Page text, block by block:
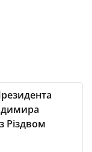
Різдвом